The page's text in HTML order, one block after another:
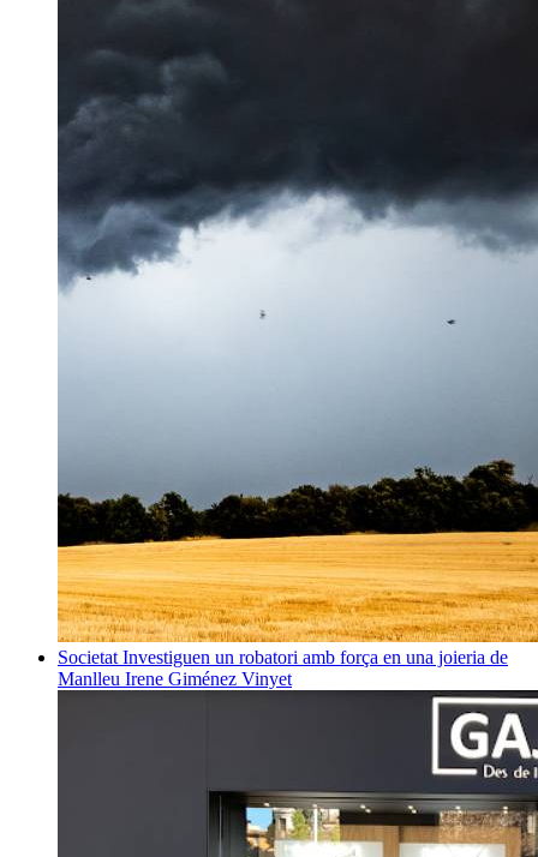
Societat Investiguen un robatori amb força en una joieria de
Manlleu Irene Giménez Vinyet